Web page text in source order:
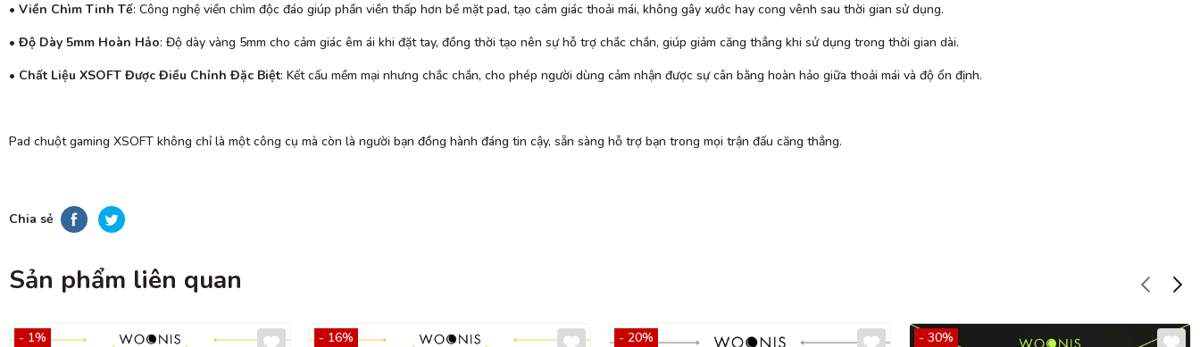
• Viền Chìm Tinh Tế: Công nghệ viền chìm độc đáo giúp phần viền thấp hơn bề mặt pad, tạo cảm giác thoải mái, không gây xước hay cong vênh sau thời gian sử dụng.
• Độ Dày 5mm Hoàn Hảo: Độ dày vàng 5mm cho cảm giác êm ái khi đặt tay, đồng thời tạo nên sự hỗ trợ chắc chắn, giúp giảm căng thẳng khi sử dụng trong thời gian dài.
• Chất Liệu XSOFT Được Điều Chỉnh Đặc Biệt: Kết cấu mềm mại nhưng chắc chắn, cho phép người dùng cảm nhận được sự cân bằng hoàn hảo giữa thoải mái và độ ổn định.
Pad chuột gaming XSOFT không chỉ là một công cụ mà còn là người bạn đồng hành đáng tin cậy, sẵn sàng hỗ trợ bạn trong mọi trận đấu căng thẳng.
Chia sẻ
Sản phẩm liên quan
- 1% - 16% - 20% - 30%